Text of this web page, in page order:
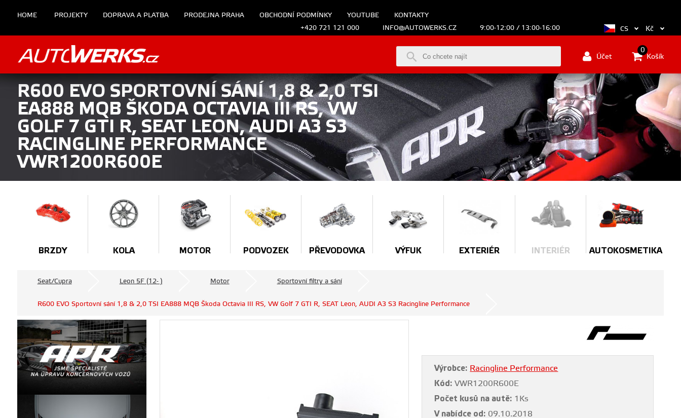
HOME PROJEKTY DOPRAVA A PLATBA PRODEJNA PRAHA OBCHODNÍ PODMÍNKY YOUTUBE
KONTAKTY
+420 721 121 000
INFO@AUTOWERKS.CZ 9:00-12:00 / 13:00-16:00 CS Kč
Účet Košík
0
R600 EVO SPORTOVNÍ SÁNÍ 1,8 & 2,0 TSI
EA888 MQB ŠKODA OCTAVIA III RS, VW
GOLF 7 GTI R, SEAT LEON, AUDI A3 S3
RACINGLINE PERFORMANCE
VWR1200R600E
BRZDY KOLA MOTOR PODVOZEK PŘEVODOVKA VÝFUK EXTERIÉR INTERIÉR AUTOKOSMETIKA
Seat/Cupra Leon 5F (12- ) Motor Sportovní filtry a sání
R600 EVO Sportovní sání 1,8 & 2,0 TSI EA888 MQB Škoda Octavia III RS, VW Golf 7 GTI R, SEAT Leon, AUDI A3 S3 Racingline Performance
Výrobce: Racingline Performance
Kód: VWR1200R600E
Počet kusů na autě: 1Ks
V nabídce od: 09.10.2018